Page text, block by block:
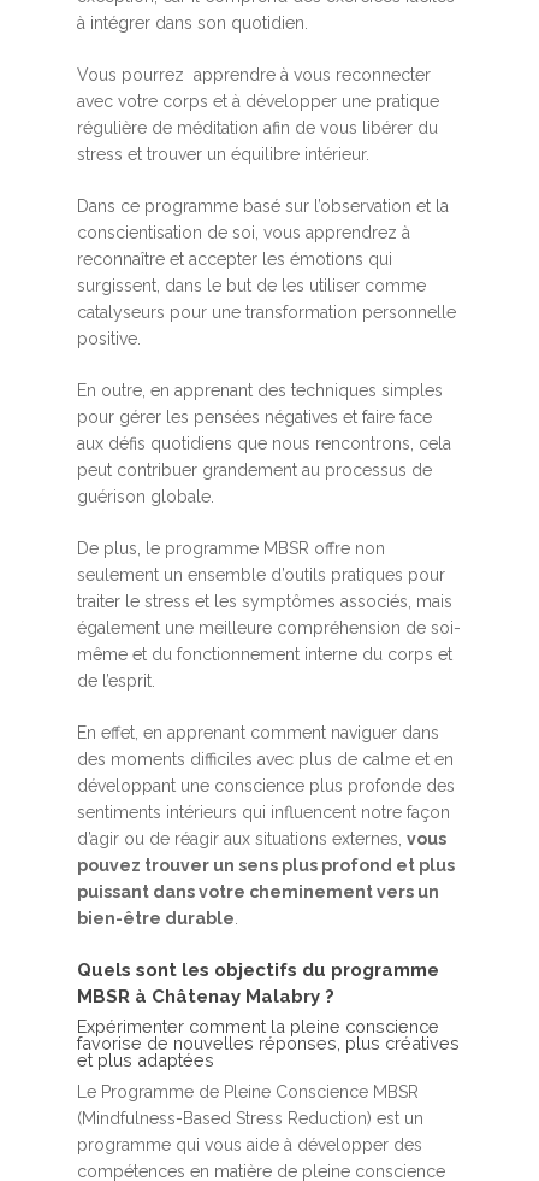
à intégrer dans son quotidien.
Vous pourrez apprendre à vous reconnecter
avec votre corps et à développer une pratique
régulière de méditation afin de vous libérer du
stress et trouver un équilibre intérieur.
Dans ce programme basé sur l’observation et la
conscientisation de soi, vous apprendrez à
reconnaître et accepter les émotions qui
surgissent, dans le but de les utiliser comme
catalyseurs pour une transformation personnelle
positive.
En outre, en apprenant des techniques simples
pour gérer les pensées négatives et faire face
aux défis quotidiens que nous rencontrons, cela
peut contribuer grandement au processus de
guérison globale.
De plus, le programme MBSR offre non
seulement un ensemble d’outils pratiques pour
traiter le stress et les symptômes associés, mais
également une meilleure compréhension de soi-
même et du fonctionnement interne du corps et
de l’esprit.
En effet, en apprenant comment naviguer dans
des moments difficiles avec plus de calme et en
développant une conscience plus profonde des
sentiments intérieurs qui influencent notre façon
d’agir ou de réagir aux situations externes, vous
pouvez trouver un sens plus profond et plus
puissant dans votre cheminement vers un
bien-être durable
Quels sont les objectifs du programme
MBSR à Châtenay Malabry ?
Expérimenter comment la pleine conscience
favorise de nouvelles réponses, plus créatives
et plus adaptées
Le Programme de Pleine Conscience MBSR
(Mindfulness-Based Stress Reduction) est un
programme qui vous aide à développer des
compétences en matière de pleine conscience